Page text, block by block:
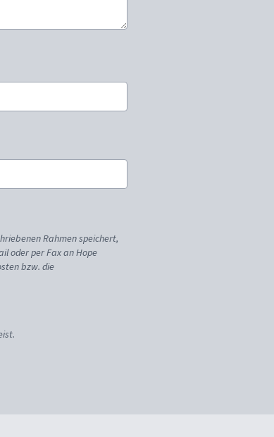
Rahmen speichert,
oder per Fax an Hope
bzw. die